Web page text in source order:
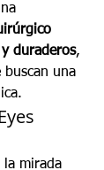
duraderos,
buscan una
la mirada